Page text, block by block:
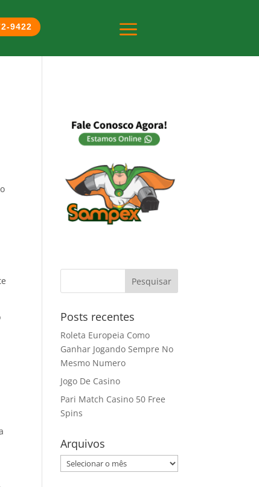
9422 a
Posts recentes
Roleta Europeia Como
Ganhar Jogando Sempre No
Mesmo Numero
Jogo De Casino
Pari Match Casino 50 Free
Spins
Arquivos
Arquivos